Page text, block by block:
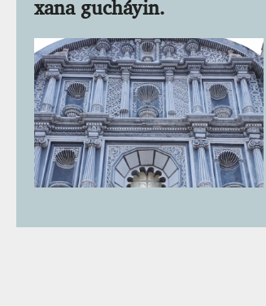
xana gucháyin.